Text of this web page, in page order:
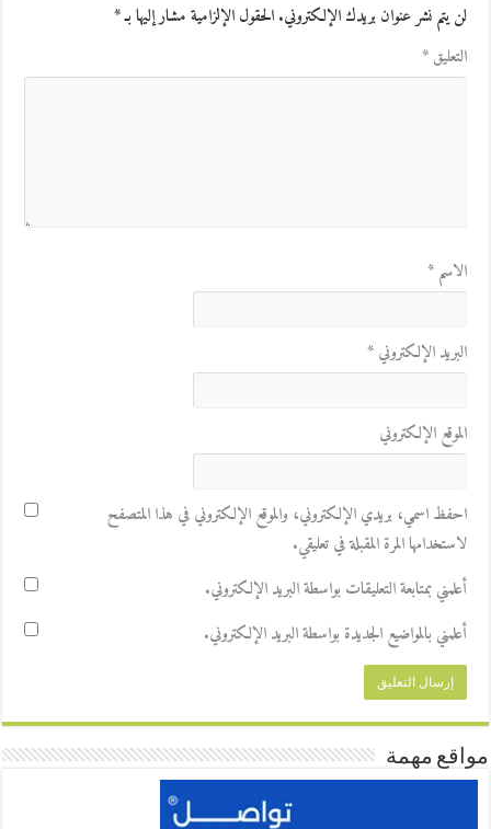
لن يتم نشر عنوان بريدك الإلكتروني.الحقول الإلزامية مشار إليها بـ*
التعليق*
الاسم*
البريد الإلكتروني*
الموقع الإلكتروني
احفظ اسمي، بريدي الإلكتروني، والموقع الإلكتروني في هذا المتصفح
لاستخدامها المرة المقبلة في تعليقي.
أعلمني بمتابعة التعليقات بواسطة البريد الإلكتروني.
أعلمني بالمواضيع الجديدة بواسطة البريد الإلكتروني.
مواقع مهمة